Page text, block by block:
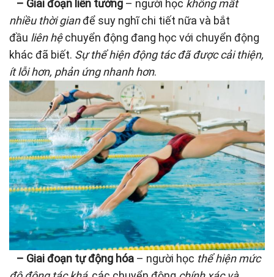
– Giai đoạn liên tưởng – người học không mất
nhiều thời gianđể suy nghĩ chi tiết nữa và bắt
đầu liên hệchuyển động đang học với chuyển động
khác đã biết. Sự thể hiện động tác đã được cải thiện,
ít lỗi hơn, phản ứng nhanh hơn.
– Giai đoạn tự động hóa – người học thể hiện mức